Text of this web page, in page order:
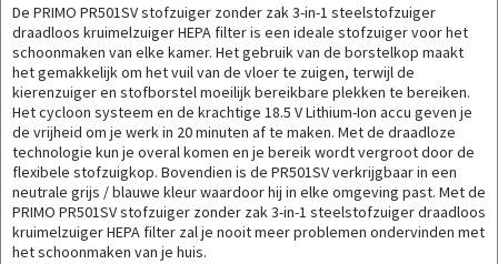
De PRIMO PR501SV stofzuiger zonder zak 3-in-1 steelstofzuiger
draadloos kruimelzuiger HEPA filter is een ideale stofzuiger voor het
schoonmaken van elke kamer. Het gebruik van de borstelkop maakt
het gemakkelijk om het vuil van de vloer te zuigen, terwijl de
kierenzuiger en stofborstel moeilijk bereikbare plekken te bereiken.
Het cycloon systeem en de krachtige 18.5 V Lithium-Ion accu geven je
de vrijheid om je werk in 20 minuten af te maken. Met de draadloze
technologie kun je overal komen en je bereik wordt vergroot door de
flexibele stofzuigkop. Bovendien is de PR501SV verkrijgbaar in een
neutrale grijs / blauwe kleur waardoor hij in elke omgeving past. Met de
PRIMO PR501SV stofzuiger zonder zak 3-in-1 steelstofzuiger draadloos
kruimelzuiger HEPA filter zal je nooit meer problemen ondervinden met
het schoonmaken van je huis.